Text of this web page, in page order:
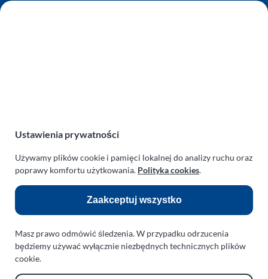
AUTO SERWIS SULEWSCY
Odnośniki:
Flight Operations Consulting
Bolling Modellballone
Motopark Koszalin
Rodzina Wolarków
Ustawienia prywatności
Używamy plików cookie i pamięci lokalnej do analizy ruchu oraz
poprawy komfortu użytkowania. Polityka cookies.
Zaakceptuj wszystko
Masz prawo odmówić śledzenia. W przypadku odrzucenia
będziemy używać wyłącznie niezbędnych technicznych plików
cookie.